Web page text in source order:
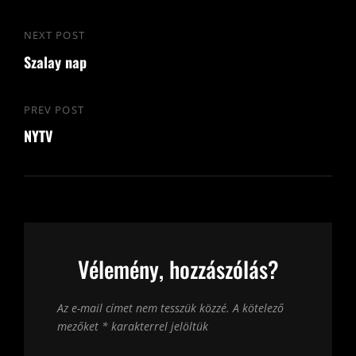
Bejegyzés
navigáció
Previous
Post
PREV POST
NYTV
Next
Post
NEXT POST
Szalay nap
Vélemény, hozzászólás?
Az e-mail címet nem tesszük közzé. A kötelező
mezőket * karakterrel jelöltük